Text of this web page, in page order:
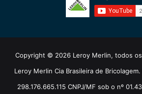
Copyright © 2026 Leroy Merlin, todos
Leroy Merlin Cia Brasileira de
298.176.665.115 CNPJ/MF sob o nº